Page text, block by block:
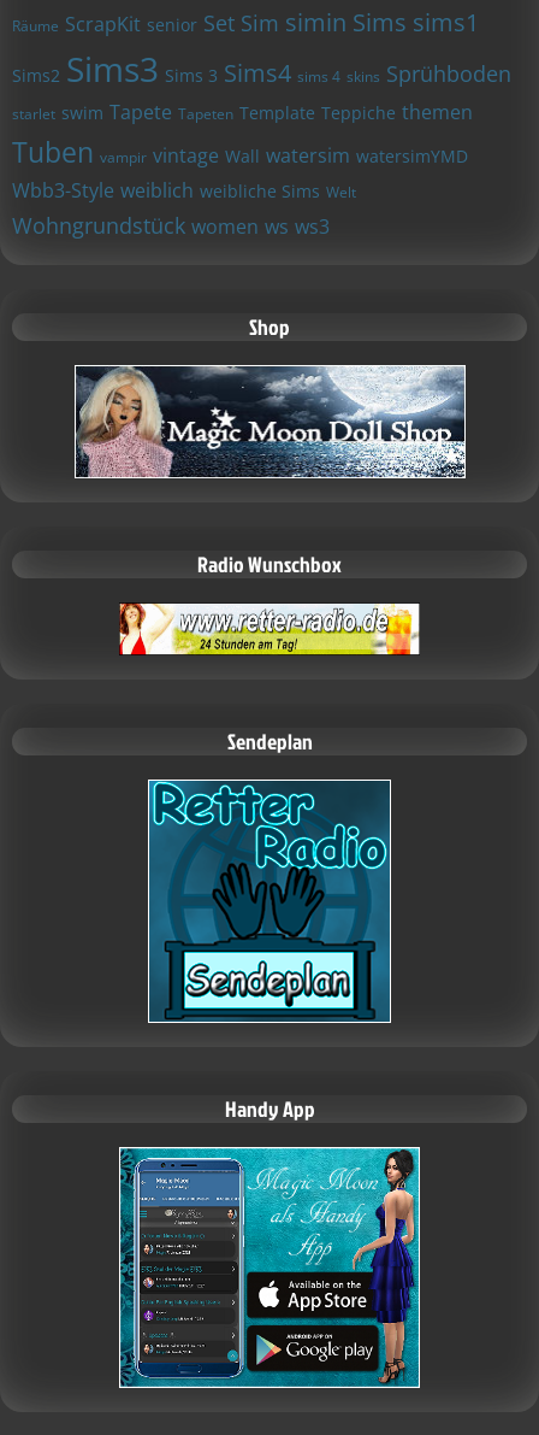
Räume ScrapKit senior Set Sim simin Sims sims1
Sims2 Sims3 Sims 3 Sims4 sims 4 skins Sprühboden
starlet swim Tapete Tapeten Template Teppiche themen
Tuben vampir vintage Wall watersim watersimYMD
Wbb3-Style weiblich weibliche Sims Welt
Wohngrundstück women ws ws3
Shop
Radio Wunschbox
Sendeplan
Handy App